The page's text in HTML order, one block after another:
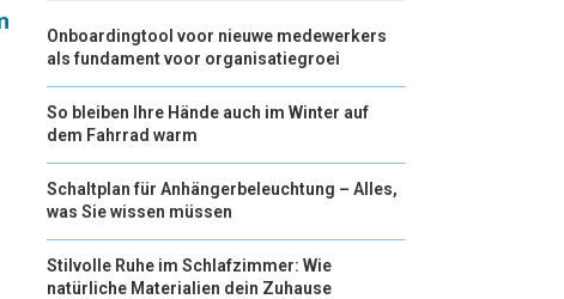
Onboardingtool voor nieuwe medewerkers
als fundament voor organisatiegroei
So bleiben Ihre Hände auch im Winter auf
dem Fahrrad warm
Schaltplan für Anhängerbeleuchtung – Alles,
was Sie wissen müssen
Stilvolle Ruhe im Schlafzimmer: Wie
natürliche Materialien dein Zuhause